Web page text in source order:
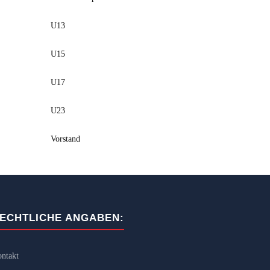
U13
U15
U17
U23
Vorstand
ANGABEN: